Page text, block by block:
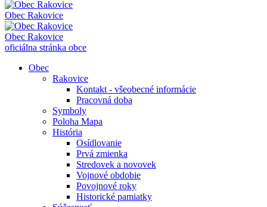
Obec Rakovice
Obec Rakovice
oficiálna stránka obce
Obec
Rakovice
Kontakt - všeobecné informácie
Pracovná doba
Symboly
Poloha Mapa
História
Osídlovanie
Prvá zmienka
Stredovek a novovek
Vojnové obdobie
Povojnové roky
Historické pamiatky